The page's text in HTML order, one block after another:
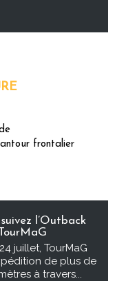
frontalier
l’Outback
juillet, TourMaG
de plus de
à travers...